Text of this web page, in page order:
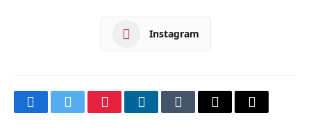
Instagram
FacebookTwitterPinterestLinkedInTumblrEmail
Copy